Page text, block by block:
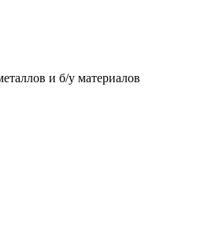
и б/у материалов